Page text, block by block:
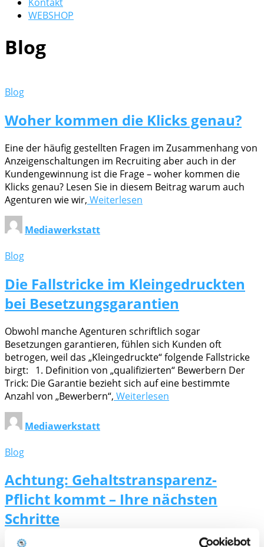
WEBSHOP
Blog
Blog
Woher kommen die Klicks genau?
Eine der häufig gestellten Fragen im Zusammenhang von
Anzeigenschaltungen im Recruiting aber auch in der
Kundengewinnung ist die Frage – woher kommen die
Klicks genau? Lesen Sie in diesem Beitrag warum auch
Agenturen wie wir, Weiterlesen
Mediawerkstatt
Blog
Die Fallstricke im Kleingedruckten
bei Besetzungsgarantien
Obwohl manche Agenturen schriftlich sogar
Besetzungen garantieren, fühlen sich Kunden oft
betrogen, weil das „Kleingedruckte“ folgende Fallstricke
birgt: 1. Definition von „qualifizierten“ Bewerbern Der
Trick: Die Garantie bezieht sich auf eine bestimmte
Anzahl von „Bewerbern“, Weiterlesen
Mediawerkstatt
Blog
Achtung: Gehaltstransparenz-
Pflicht kommt – Ihre nächsten
Schritte